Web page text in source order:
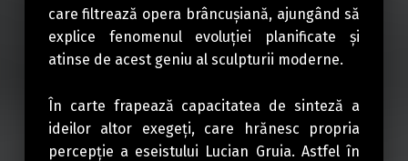
care filtrează opera brâncușiană, ajungând să
explice fenomenul evoluției planificate și
atinse de acest geniu al sculpturii moderne.
În carte frapează capacitatea de sinteză a
ideilor altor exegeți, care hrănesc propria
percepție a eseistului Lucian Gruia. Astfel în